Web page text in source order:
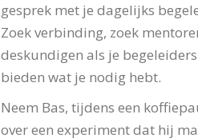
gesprek met je dagelijks
Zoek verbinding, zoek
deskundigen als je
bieden wat je nodig hebt.
Neem Bas, tijdens een
over een experiment dat hij